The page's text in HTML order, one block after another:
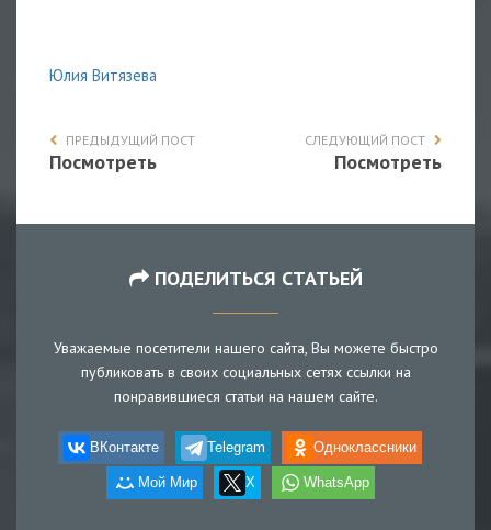
Юлия Витязева
ПРЕДЫДУЩИЙ ПОСТ
Посмотреть
СЛЕДУЮЩИЙ ПОСТ
Посмотреть
ПОДЕЛИТЬСЯ СТАТЬЕЙ
Уважаемые посетители нашего сайта, Вы можете быстро
публиковать в своих социальных сетях ссылки на
понравившиеся статьи на нашем сайте.
ВКонтакте Telegram Одноклассники
Мой Мир X WhatsApp